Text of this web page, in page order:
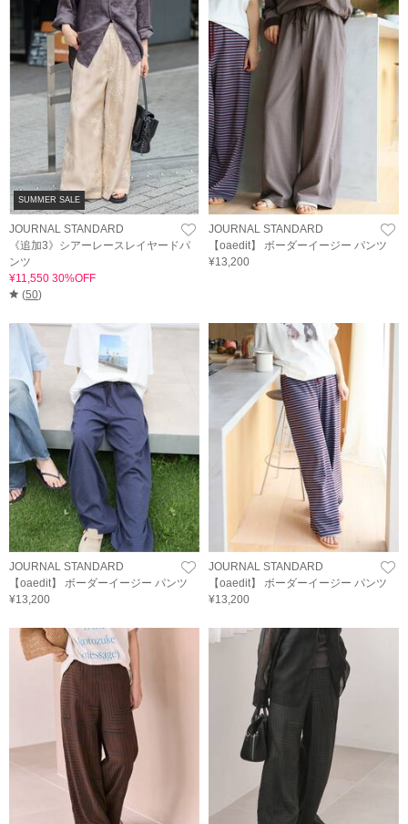
SUMMER SALE
JOURNAL STANDARD
《追加3》シアーレースレイヤードパ
ンツ
¥11,550 30%OFF
(50)
JOURNAL STANDARD
【oaedit】 ボーダーイージー パンツ
¥13,200
JOURNAL STANDARD
【oaedit】 ボーダーイージー パンツ
¥13,200
JOURNAL STANDARD
【oaedit】 ボーダーイージー パンツ
¥13,200